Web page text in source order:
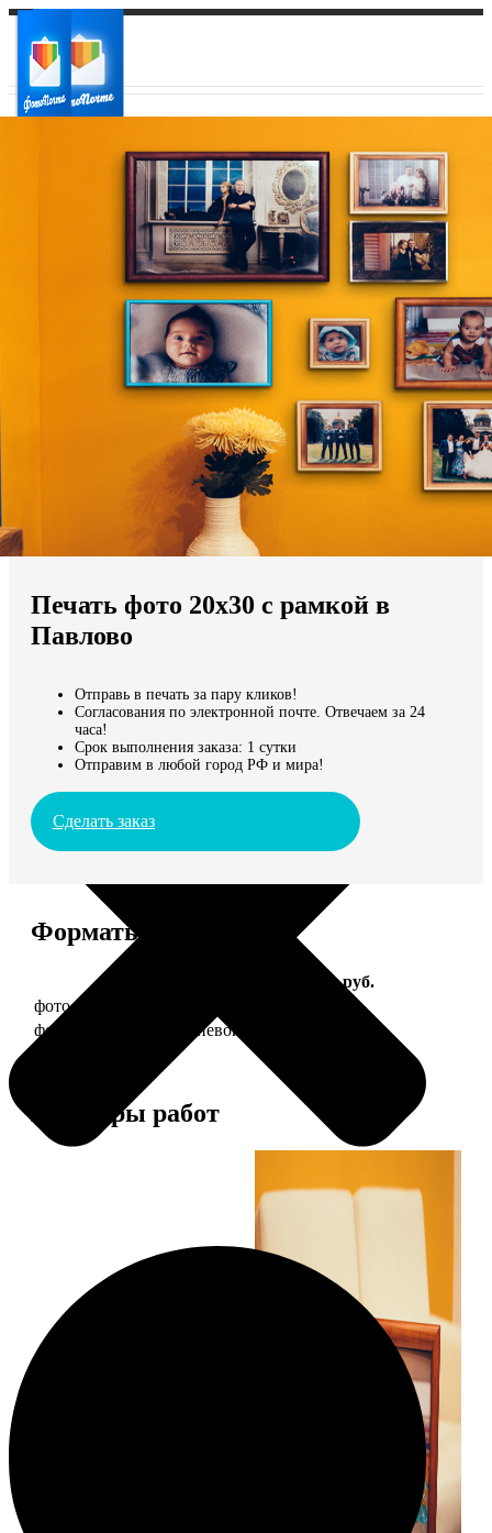
Ваш регион доставки
Выберите из списка:
Мы доставляем по всему миру
Продолжить без города
Печать фото 20х30 с рамкой в
Павлово
Отправь в печать за пару кликов!
Согласования по электронной почте. Отвечаем за 24
часа!
Срок выполнения заказа: 1 сутки
Отправим в любой город РФ и мира!
Сделать заказ
Форматы и цены
Цена, руб.
фото 20х30 в деревянной рамке
фото 20х30 в алюминиевой рамке
Примеры работ